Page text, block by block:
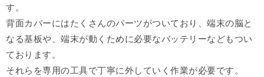
す。
背面カバーにはたくさんのパーツがついており、端末の脳と
なる基板や、端末が動くために必要なバッテリーなどもつい
ております。
それらを専用の工具で丁寧に外していく作業が必要です。